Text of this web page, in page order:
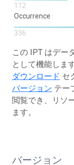
112
Occurrence
336
この IPT はデー
として機能しま
ダウンロード セ
バージョン テー
閲覧でき、リソ
ます。
バージョン